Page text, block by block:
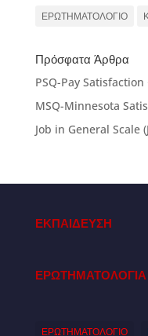
ΕΡΩΤΗΜΑΤΟΛΟΓΙΟ
Πρόσφατα Άρθρα
PSQ-Pay
MSQ-Minnesota
Job in General Scale
ΕΚΠΑΙΔΕΥΣΗ
ΕΡΩΤΗΜΑΤΟΛΟΓΙΑ
ΕΡΩΤΗΜΑΤΟΛΟΓΙΟ